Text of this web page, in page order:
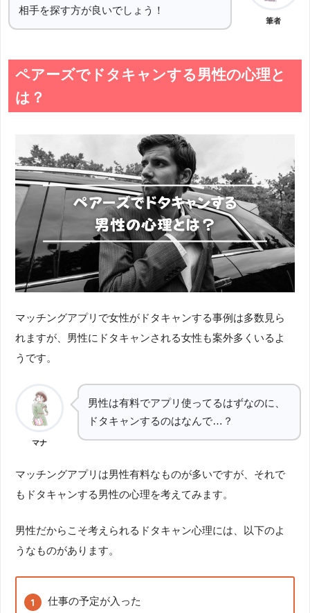
相手を探す方が良いでしょう！
筆者
ペアーズでドタキャンする男性の心理と
は？
マッチングアプリで女性がドタキャンする事例は多数見ら
れますが、男性にドタキャンされる女性も案外多くいるよ
うです。
マナ
男性は有料でアプリ使ってるはずなのに、
ドタキャンするのはなんで…？
マッチングアプリは男性有料なものが多いですが、それで
もドタキャンする男性の心理を考えてみます。
男性だからこそ考えられるドタキャン心理には、以下のよ
うなものがあります。
仕事の予定が入った